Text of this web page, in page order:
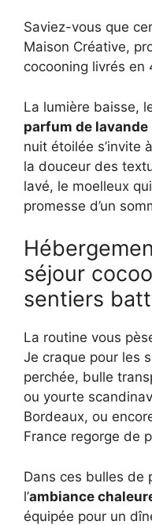
Saviez-vous que
Maison Créative,
cocooning livrés en
La lumière baisse,
parfum de lavande
nuit étoilée s’invite
la douceur des
lavé, le moelleux
promesse d’un
séjour
sentiers
La routine vous
Je craque pour les
perchée, bulle
ou yourte
Bordeaux, ou
France regorge de
Dans ces bulles de
l’ambiance
équipée pour un